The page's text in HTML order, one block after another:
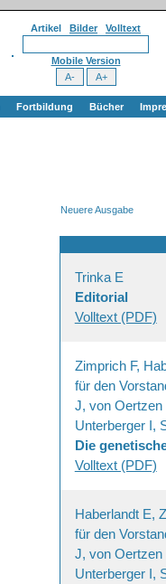
Artikel Bilder Volltext
Mobile Version
Fortbildung Bücher
Neuere Ausgabe
Trinka E
Editorial
Volltext (PDF)
Zimprich F,
für den
J, von Oertzen
Unterberger I,
Die
Volltext (PDF)
Haberlandt E,
für den
J, von Oertzen
Unterberger I,